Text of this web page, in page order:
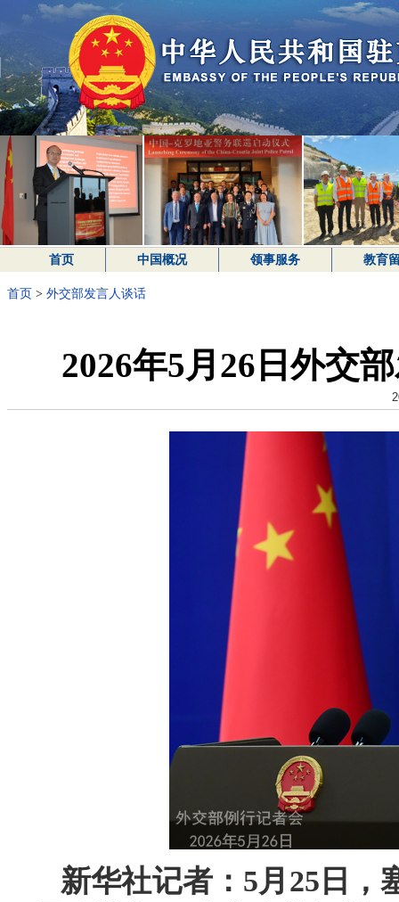
首页 中国概况 领事服务 教育
首页 > 外交部发言人谈话
2026年5月26日外交
新华社记者：5月25日，